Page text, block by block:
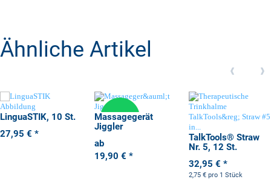
Ähnliche Artikel
LinguaSTIK, 10 St.
27,95 € *
Massagegerät
Jiggler
ab
19,90 € *
TalkTools® Straw
Nr. 5, 12 St.
32,95 € *
2,75 € pro 1 Stück